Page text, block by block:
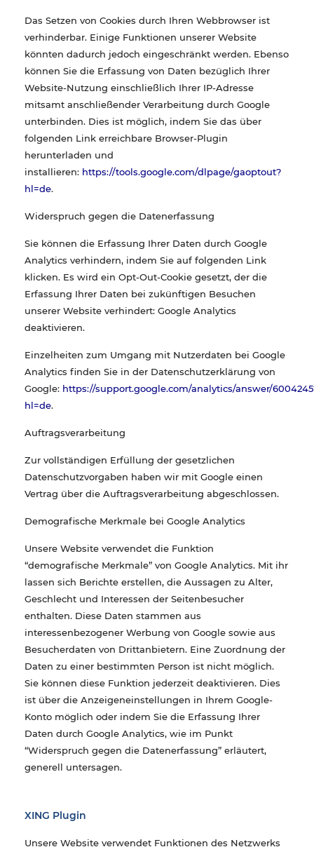
Das Setzen von Cookies durch Ihren Webbrowser ist
verhinderbar. Einige Funktionen unserer Website
könnten dadurch jedoch eingeschränkt werden. Ebenso
können Sie die Erfassung von Daten bezüglich Ihrer
Website-Nutzung einschließlich Ihrer IP-Adresse
mitsamt anschließender Verarbeitung durch Google
unterbinden. Dies ist möglich, indem Sie das über
folgenden Link erreichbare Browser-Plugin
herunterladen und
installieren: https://tools.google.com/dlpage/gaoptout?
hl=de.
Widerspruch gegen die Datenerfassung
Sie können die Erfassung Ihrer Daten durch Google
Analytics verhindern, indem Sie auf folgenden Link
klicken. Es wird ein Opt-Out-Cookie gesetzt, der die
Erfassung Ihrer Daten bei zukünftigen Besuchen
unserer Website verhindert: Google Analytics
deaktivieren.
Einzelheiten zum Umgang mit Nutzerdaten bei Google
Analytics finden Sie in der Datenschutzerklärung von
Google: https://support.google.com/analytics/answer/
hl=de.
Auftragsverarbeitung
Zur vollständigen Erfüllung der gesetzlichen
Datenschutzvorgaben haben wir mit Google einen
Vertrag über die Auftragsverarbeitung abgeschlossen.
Demografische Merkmale bei Google Analytics
Unsere Website verwendet die Funktion
“demografische Merkmale” von Google Analytics. Mit ihr
lassen sich Berichte erstellen, die Aussagen zu Alter,
Geschlecht und Interessen der Seitenbesucher
enthalten. Diese Daten stammen aus
interessenbezogener Werbung von Google sowie aus
Besucherdaten von Drittanbietern. Eine Zuordnung der
Daten zu einer bestimmten Person ist nicht möglich.
Sie können diese Funktion jederzeit deaktivieren. Dies
ist über die Anzeigeneinstellungen in Ihrem Google-
Konto möglich oder indem Sie die Erfassung Ihrer
Daten durch Google Analytics, wie im Punkt
“Widerspruch gegen die Datenerfassung” erläutert,
generell untersagen.
XING Plugin
Unsere Website verwendet Funktionen des Netzwerks